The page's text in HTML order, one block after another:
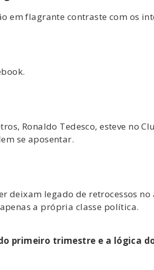
em flagrante contraste com os
Ronaldo Tedesco, esteve no
se aposentar.
deixam legado de retrocessos
a própria classe política.
primeiro trimestre e a lógica